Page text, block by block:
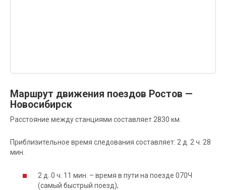
Маршрут движения поездов Ростов —
Новосибирск
Расстояние между станциями составляет 2830 км.
Приблизительное время следования составляет: 2 д. 2 ч. 28
мин.
2 д. 0 ч. 11 мин. – время в пути на поезде 070Ч
(самый быстрый поезд);